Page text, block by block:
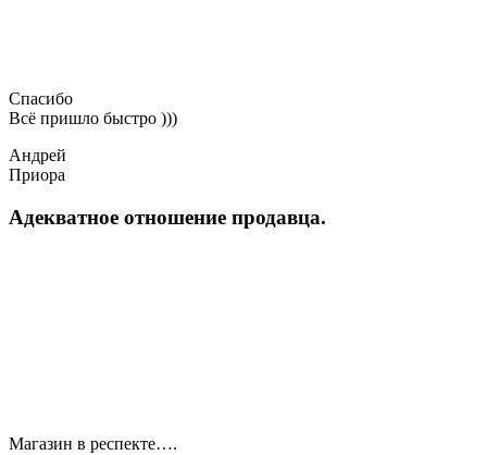
Спасибо
Всё пришло быстро )))
Андрей
Приора
Адекватное отношение продавца.
Магазин в респекте….